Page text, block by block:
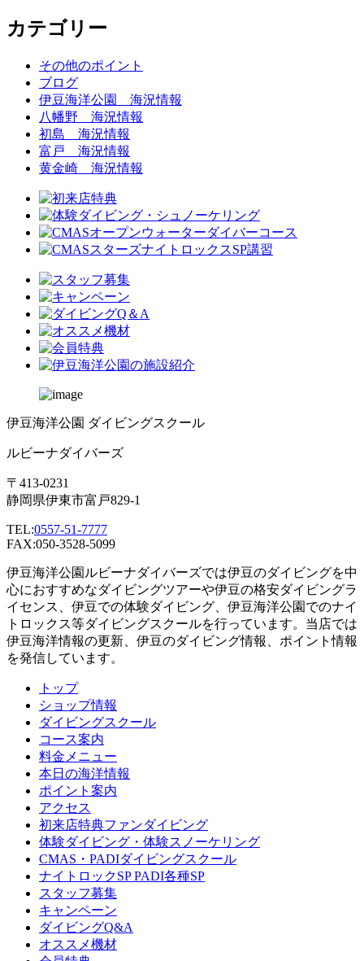
カテゴリー
その他のポイント
ブログ
伊豆海洋公園 海況情報
八幡野 海況情報
初島 海況情報
富戸 海況情報
黄金崎 海況情報
伊豆海洋公園 ダイビングスクール
ルビーナダイバーズ
〒413-0231
静岡県伊東市富戸829-1
TEL:0557-51-7777
FAX:050-3528-5099
伊豆海洋公園ルビーナダイバーズでは伊豆のダイビングを中
心におすすめなダイビングツアーや伊豆の格安ダイビングラ
イセンス、伊豆での体験ダイビング、伊豆海洋公園でのナイ
トロックス等ダイビングスクールを行っています。当店では
伊豆海洋情報の更新、伊豆のダイビング情報、ポイント情報
を発信しています。
トップ
ショップ情報
ダイビングスクール
コース案内
料金メニュー
本日の海洋情報
ポイント案内
アクセス
初来店特典ファンダイビング
体験ダイビング・体験スノーケリング
CMAS・PADIダイビングスクール
ナイトロックSP PADI各種SP
スタッフ募集
キャンペーン
ダイビングQ&A
オススメ機材